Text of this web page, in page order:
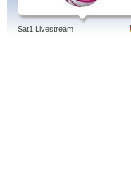
Sat1 Livestream